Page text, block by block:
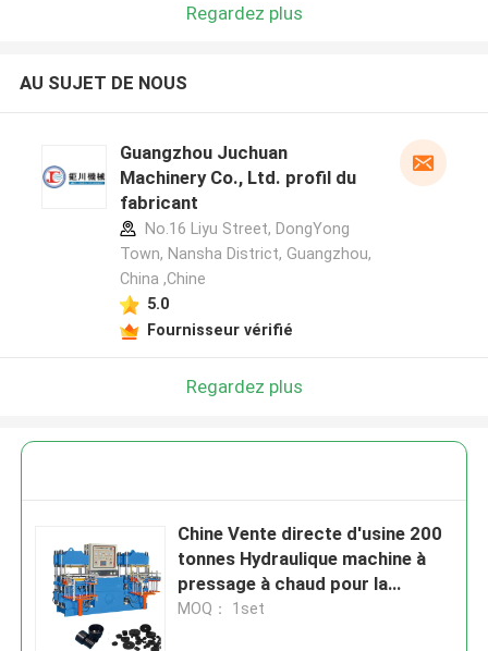
Regardez plus
AU SUJET DE NOUS
Guangzhou Juchuan
Machinery Co., Ltd. profil du
fabricant
No.16 Liyu Street, DongYong
Town, Nansha District, Guangzhou,
China ,Chine
5.0
Fournisseur vérifié
Regardez plus
Chine Vente directe d'usine 200
tonnes Hydraulique machine à
pressage à chaud pour la
fabrication de produits en
MOQ： 1set